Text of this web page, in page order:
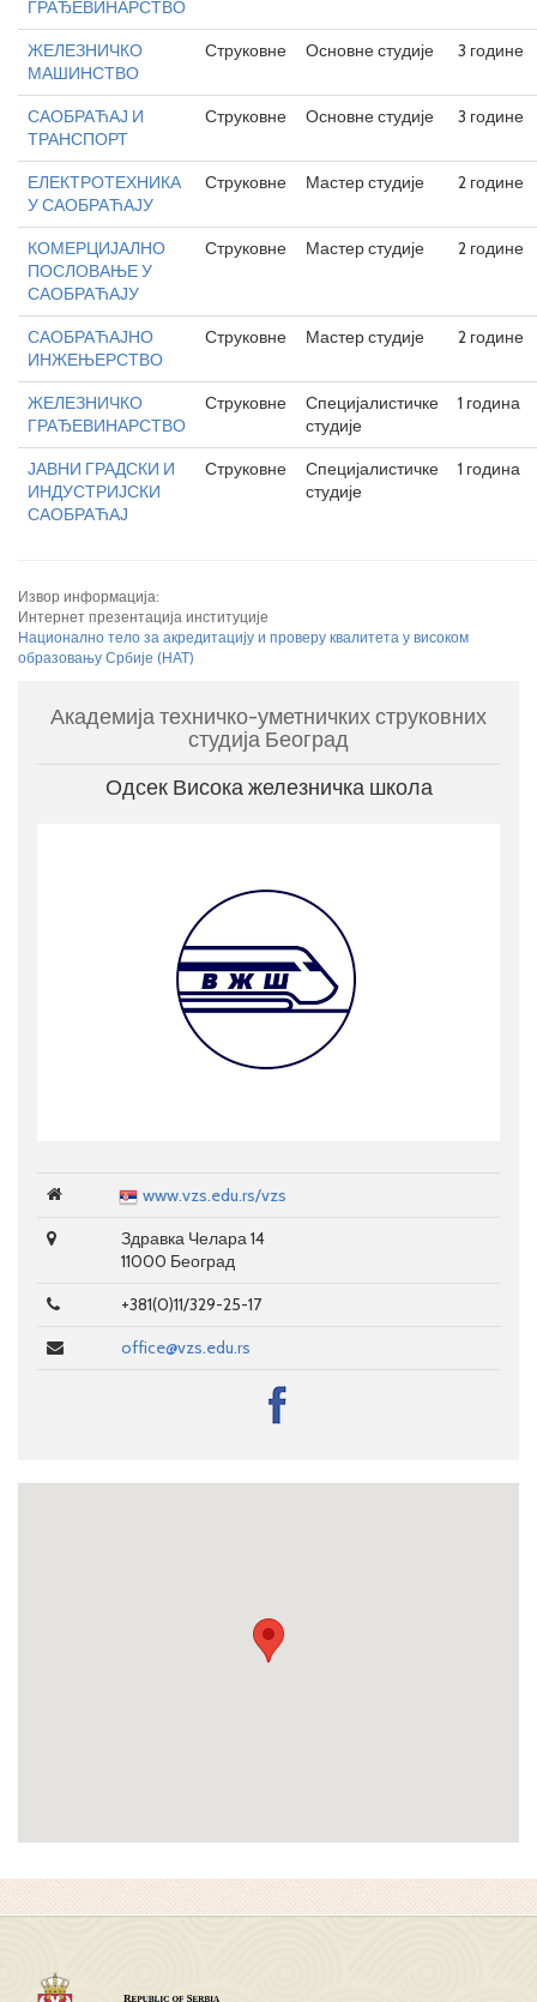
ГРАЂЕВИНАРСТВО
ЖЕЛЕЗНИЧКО
МАШИНСТВО
Струковне Основне студије 3 године
САОБРАЋАЈ И
ТРАНСПОРТ
Струковне Основне студије 3 године
ЕЛЕКТРОТЕХНИКА
У САОБРАЋАЈУ
Струковне Мастер студије 2 године
КОМЕРЦИЈАЛНО
ПОСЛОВАЊЕ У
САОБРАЋАЈУ
Струковне Мастер студије 2 године
САОБРАЋАЈНО
ИНЖЕЊЕРСТВО
Струковне Мастер студије 2 године
ЖЕЛЕЗНИЧКО
ГРАЂЕВИНАРСТВО
Струковне
Специјалистичке
студије
1 година
ЈАВНИ ГРАДСКИ И
ИНДУСТРИЈСКИ
САОБРАЋАЈ
Струковне
Специјалистичке
студије
1 година
Извор информација:
Интернет презентација институције
Национално тело за акредитацију и проверу квалитета у високом
образовању Србије (НАТ)
Академија техничко-уметничких струковних
студија Београд
Одсек Висока железничка школа
www.vzs.edu.rs/vzs
Здравка Челара 14
11000 Београд
+381(0)11/329-25-17
office@vzs.edu.rs